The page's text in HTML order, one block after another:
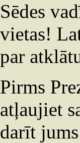
Sēdes
vietas!
par
Pirms
atļaujiet
darīt